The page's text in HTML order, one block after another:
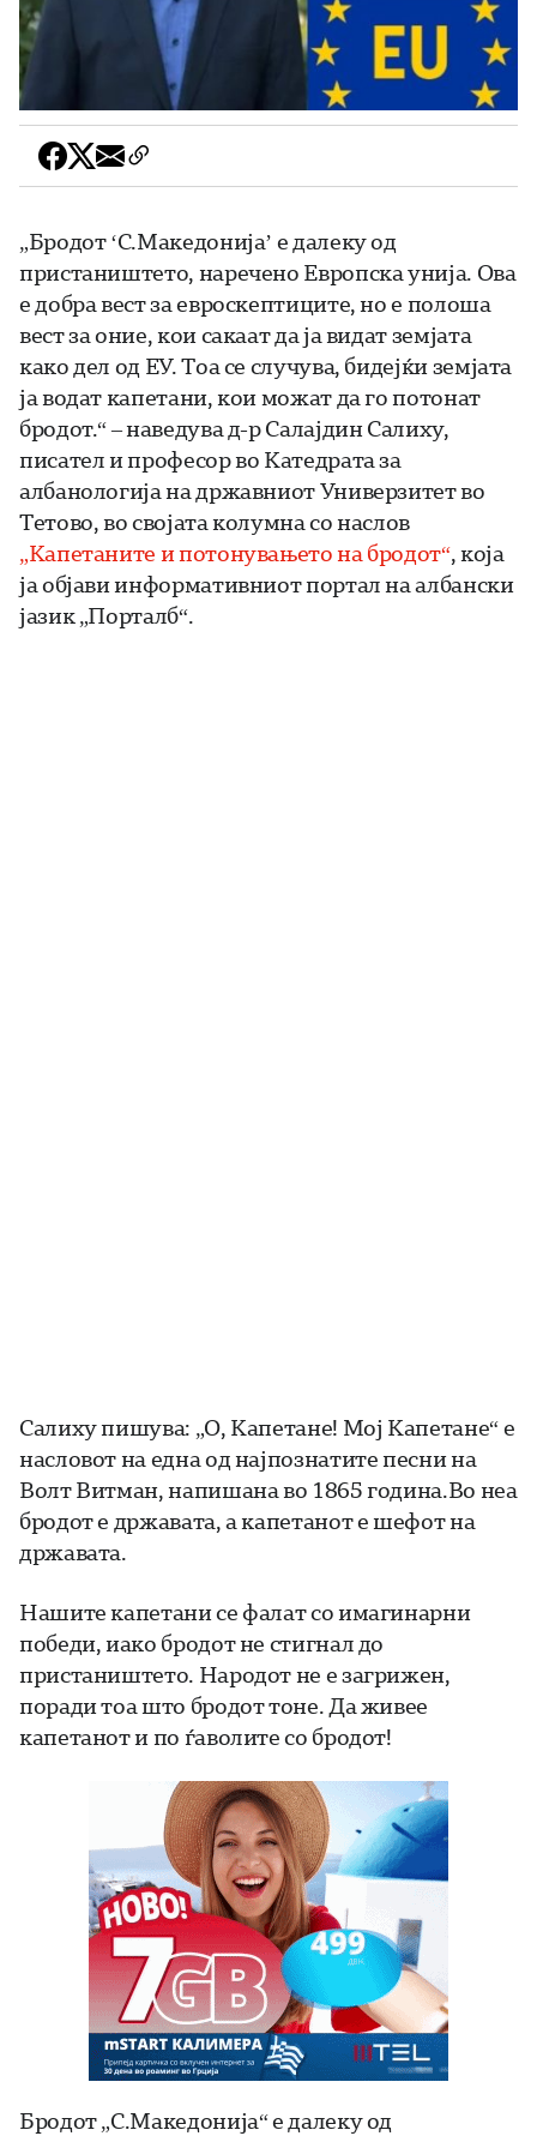
„Бродот ‘С.Македонија’ е далеку од
пристаништето, наречено Европска унија. Ова
е добра вест за евроскептиците, но е полоша
вест за оние, кои сакаат да ја видат земјата
како дел од ЕУ. Тоа се случува, бидејќи земјата
ја водат капетани, кои можат да го потонат
бродот.“ – наведува д-р Салајдин Салиху,
писател и професор во Катедрата за
албанологија на државниот Универзитет во
Тетово, во својата колумна со наслов
„Капетаните и потонувањето на бродот“, која
ја објави информативниот портал на албански
јазик „Порталб“.
Салиху пишува: „О, Капетане! Мој Капетане“ е
насловот на една од најпознатите песни на
Волт Витман, напишана во 1865 година.Во неа
бродот е државата, а капетанот е шефот на
државата.
Нашите капетани се фалат со имагинарни
победи, иако бродот не стигнал до
пристаништето. Народот не е загрижен,
поради тоа што бродот тоне. Да живее
капетанот и по ѓаволите со бродот!
Бродот „С.Македонија“ е далеку од